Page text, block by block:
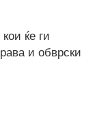
ќе ги
и обврски